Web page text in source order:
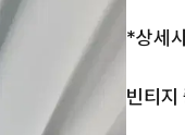
*상세
빈티지